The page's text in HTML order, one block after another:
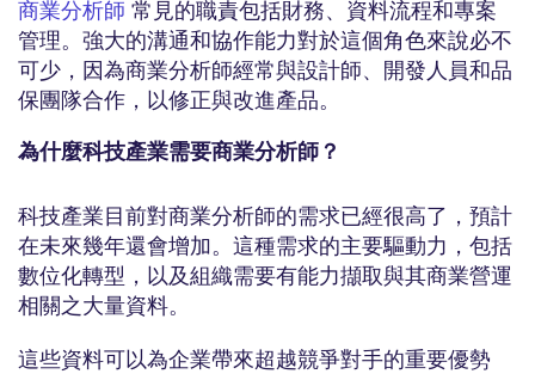
商業分析師 常見的職責包括財務、資料流程和專案
管理。強大的溝通和協作能力對於這個角色來說必不
可少，因為商業分析師經常與設計師、開發人員和品
保團隊合作，以修正與改進產品。
為什麼科技產業需要商業分析師？
科技產業目前對商業分析師的需求已經很高了，預計
在未來幾年還會增加。這種需求的主要驅動力，包括
數位化轉型，以及組織需要有能力擷取與其商業營運
相關之大量資料。
這些資料可以為企業帶來超越競爭對手的重要優勢